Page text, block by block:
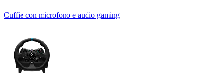
Cuffie con microfono e audio gaming